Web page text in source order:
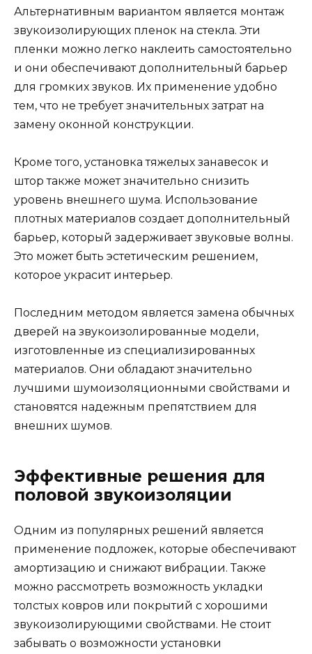
Альтернативным вариантом является монтаж
звукоизолирующих пленок на стекла. Эти
пленки можно легко наклеить самостоятельно
и они обеспечивают дополнительный барьер
для громких звуков. Их применение удобно
тем, что не требует значительных затрат на
замену оконной конструкции.
Кроме того, установка тяжелых занавесок и
штор также может значительно снизить
уровень внешнего шума. Использование
плотных материалов создает дополнительный
барьер, который задерживает звуковые волны.
Это может быть эстетическим решением,
которое украсит интерьер.
Последним методом является замена обычных
дверей на звукоизолированные модели,
изготовленные из специализированных
материалов. Они обладают значительно
лучшими шумоизоляционными свойствами и
становятся надежным препятствием для
внешних шумов.
Эффективные решения для
половой звукоизоляции
Одним из популярных решений является
применение подложек, которые обеспечивают
амортизацию и снижают вибрации. Также
можно рассмотреть возможность укладки
толстых ковров или покрытий с хорошими
звукоизолирующими свойствами. Не стоит
забывать о возможности установки